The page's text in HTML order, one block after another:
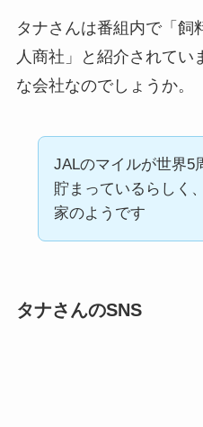
タナさんは番組内で「飼
人商社」と紹介されてい
な会社なのでしょうか。
JALのマイルが世界5
貯まっているらしく
家のようです
タナさんのSNS